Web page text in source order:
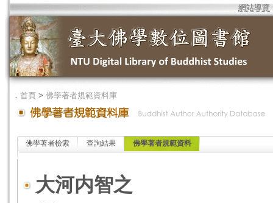
網站導覽
． 首頁 > 佛學著者規範資料庫
佛學著者檢索 查詢結果 佛學著者規範資料
大河内智之